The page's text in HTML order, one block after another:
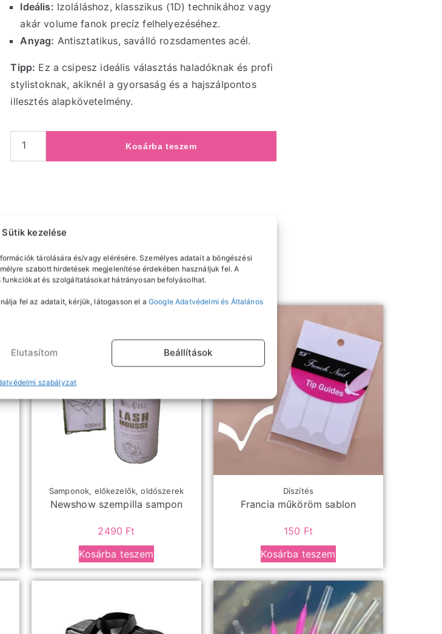
Sütik kezelése
tárolására és/vagy elérésére. Személyes adatait a böngészési
szabott hirdetések megjelenítése érdekében használjuk fel. A
és szolgáltatásokat hátrányosan befolyásolhat.
fel az adatait, kérjük, látogasson el a Google Adatvédelmi és Általános
Elutasítom Beállítások
szabályzat
Ideális: Izoláláshoz, klasszikus (1D) technikához vagy
akár volume fanok precíz felhelyezéséhez.
Anyag: Antisztatikus, saválló rozsdamentes acél.
Tipp: Ez a csipesz ideális választás haladóknak és profi
stylistoknak, akiknél a gyorsaság és a hajszálpontos
illesztés alapkövetelmény.
Kosárba teszem
Samponok, előkezelők, oldószerek
Newshow szempilla sampon
2490 Ft
Kosárba teszem
Díszítés
Francia műköröm sablon
150 Ft
Kosárba teszem